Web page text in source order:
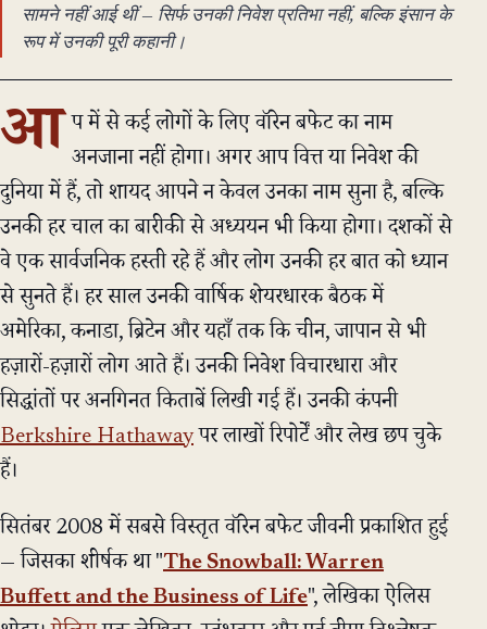
सामने नहीं आई थीं — सिर्फ उनकी निवेश प्रतिभा नहीं, बल्कि इंसान के
रूप में उनकी पूरी कहानी।
आ प में से कई लोगों के लिए वॉरेन बफेट का नाम
अनजाना नहीं होगा। अगर आप वित्त या निवेश की
दुनिया में हैं, तो शायद आपने न केवल उनका नाम सुना है, बल्कि
उनकी हर चाल का बारीकी से अध्ययन भी किया होगा। दशकों से
वे एक सार्वजनिक हस्ती रहे हैं और लोग उनकी हर बात को ध्यान
से सुनते हैं। हर साल उनकी वार्षिक शेयरधारक बैठक में
अमेरिका, कनाडा, ब्रिटेन और यहाँ तक कि चीन, जापान से भी
हज़ारों-हज़ारों लोग आते हैं। उनकी निवेश विचारधारा और
सिद्धांतों पर अनगिनत किताबें लिखी गई हैं। उनकी कंपनी
Berkshire Hathaway पर लाखों रिपोर्टें और लेख छप चुके
हैं।
सितंबर 2008 में सबसे विस्तृत वॉरेन बफेट जीवनी प्रकाशित हुई
— जिसका शीर्षक था "The Snowball: Warren
Buffett and the Business of Life", लेखिका ऐलिस